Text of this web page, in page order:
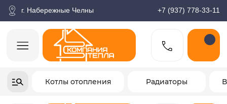
г. Набережные Челны
Котлы отопления Радиаторы Водонагреватели
+7-937-778-33-11